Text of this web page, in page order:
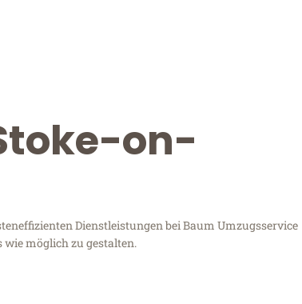
on-
Dienstleistungen bei Baum Umzugsservice
wie möglich zu gestalten.